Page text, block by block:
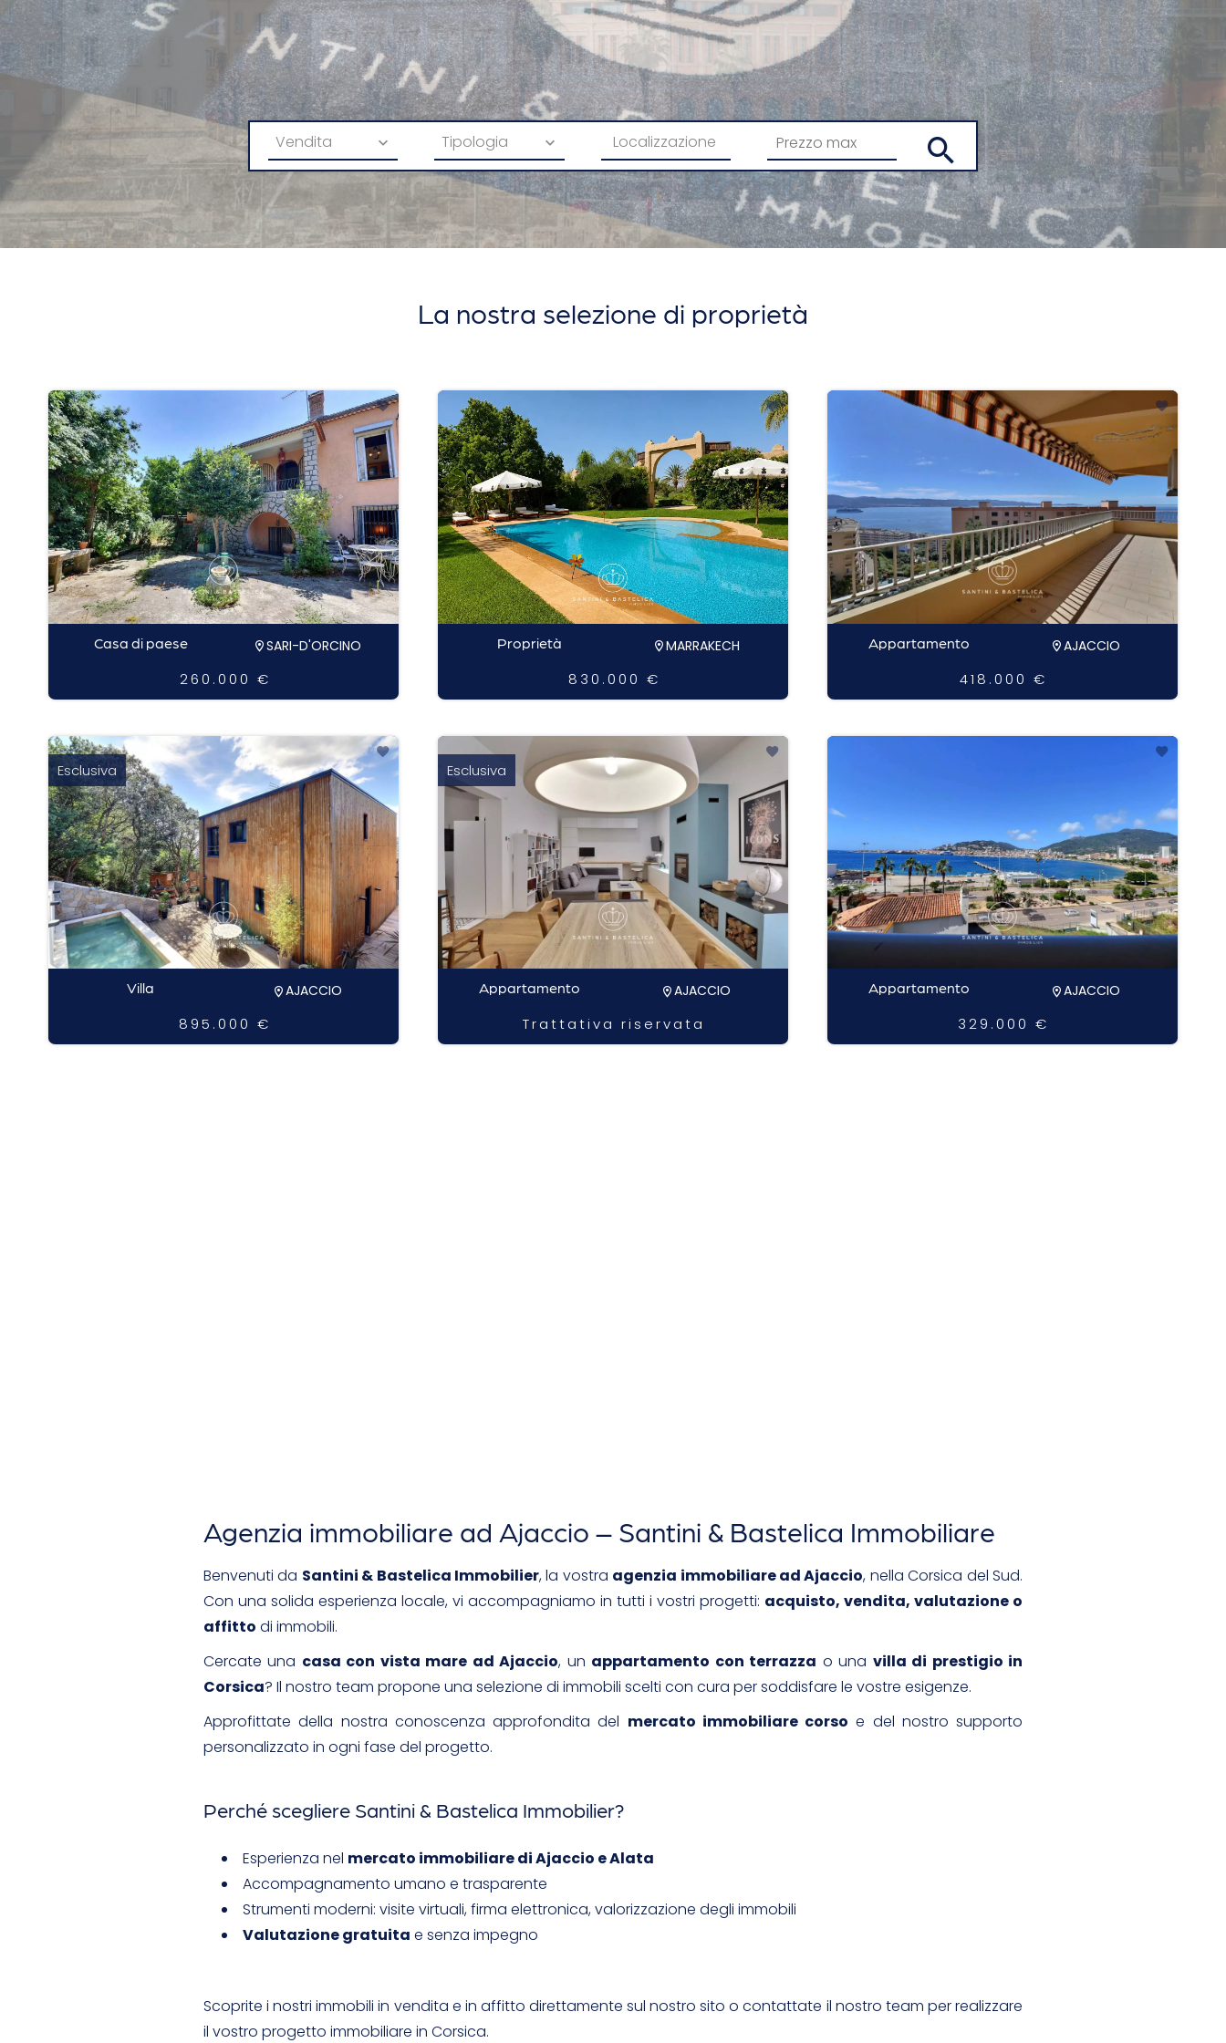
Vendita Tipologia Localizzazione
La nostra selezione di proprietà
Casa di paese SARI-D'ORCINO
260.000 €
Proprietà MARRAKECH
830.000 €
Appartamento AJACCIO
418.000 €
Villa AJACCIO
895.000 €
Esclusiva
Appartamento AJACCIO
Trattativa riservata
Esclusiva
Appartamento AJACCIO
329.000 €
Agenzia immobiliare ad Ajaccio – Santini & Bastelica Immobiliare
Benvenuti da Santini & Bastelica Immobilier, la vostra agenzia immobiliare ad Ajaccio, nella Corsica del Sud.
Con una solida esperienza locale, vi accompagniamo in tutti i vostri progetti: acquisto, vendita, valutazione o
affitto di immobili.
Cercate una casa con vista mare ad Ajaccio, un appartamento con terrazza o una villa di prestigio in
Corsica? Il nostro team propone una selezione di immobili scelti con cura per soddisfare le vostre esigenze.
Approfittate della nostra conoscenza approfondita del mercato immobiliare corso e del nostro supporto
personalizzato in ogni fase del progetto.
Perché scegliere Santini & Bastelica Immobilier?
Esperienza nel mercato immobiliare di Ajaccio e Alata
Accompagnamento umano e trasparente
Strumenti moderni: visite virtuali, firma elettronica, valorizzazione degli immobili
Valutazione gratuita e senza impegno
Scoprite i nostri immobili in vendita e in affitto direttamente sul nostro sito o contattate il nostro team per realizzare
il vostro progetto immobiliare in Corsica.